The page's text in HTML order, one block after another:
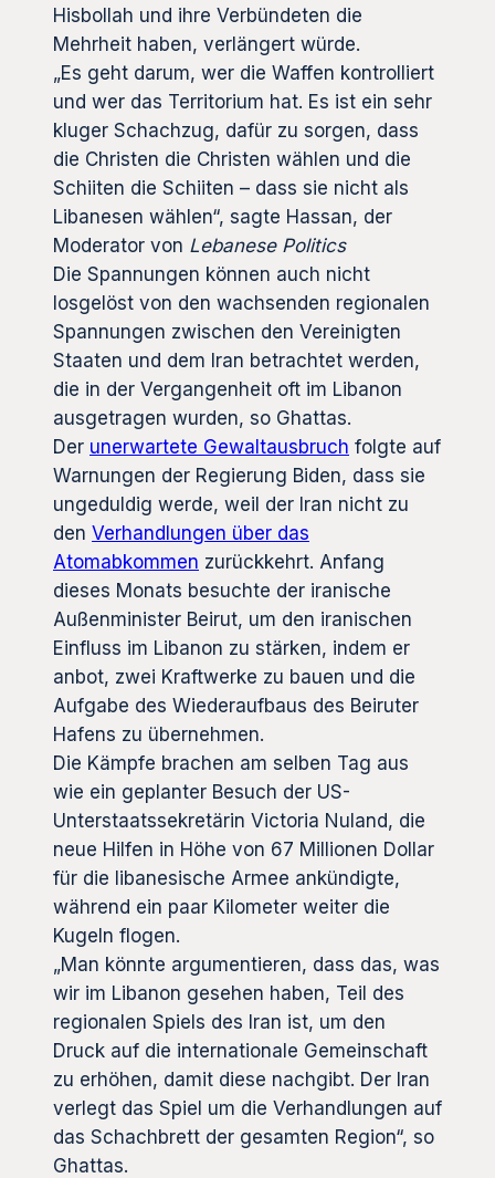
Hisbollah und ihre Verbündeten die
Mehrheit haben, verlängert würde.
„Es geht darum, wer die Waffen kontrolliert
und wer das Territorium hat. Es ist ein sehr
kluger Schachzug, dafür zu sorgen, dass
die Christen die Christen wählen und die
Schiiten die Schiiten – dass sie nicht als
Libanesen wählen“, sagte Hassan, der
Moderator von Lebanese Politics
Die Spannungen können auch nicht
losgelöst von den wachsenden regionalen
Spannungen zwischen den Vereinigten
Staaten und dem Iran betrachtet werden,
die in der Vergangenheit oft im Libanon
ausgetragen wurden, so Ghattas.
Der unerwartete Gewaltausbruch folgte auf
Warnungen der Regierung Biden, dass sie
ungeduldig werde, weil der Iran nicht zu
den Verhandlungen über das
Atomabkommen zurückkehrt. Anfang
dieses Monats besuchte der iranische
Außenminister Beirut, um den iranischen
Einfluss im Libanon zu stärken, indem er
anbot, zwei Kraftwerke zu bauen und die
Aufgabe des Wiederaufbaus des Beiruter
Hafens zu übernehmen.
Die Kämpfe brachen am selben Tag aus
wie ein geplanter Besuch der US-
Unterstaatssekretärin Victoria Nuland, die
neue Hilfen in Höhe von 67 Millionen Dollar
für die libanesische Armee ankündigte,
während ein paar Kilometer weiter die
Kugeln flogen.
„Man könnte argumentieren, dass das, was
wir im Libanon gesehen haben, Teil des
regionalen Spiels des Iran ist, um den
Druck auf die internationale Gemeinschaft
zu erhöhen, damit diese nachgibt. Der Iran
verlegt das Spiel um die Verhandlungen auf
das Schachbrett der gesamten Region“, so
Ghattas.